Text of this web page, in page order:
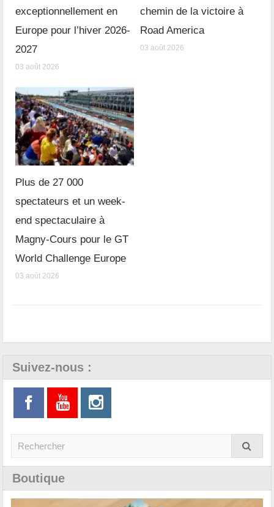
exceptionnellement en
Europe pour l’hiver 2026-
2027
03 août 2026
chemin de la victoire à
Road America
03 août 2026
Plus de 27 000
spectateurs et un week-
end spectaculaire à
Magny-Cours pour le GT
World Challenge Europe
03 août 2026
Suivez-nous :
Boutique